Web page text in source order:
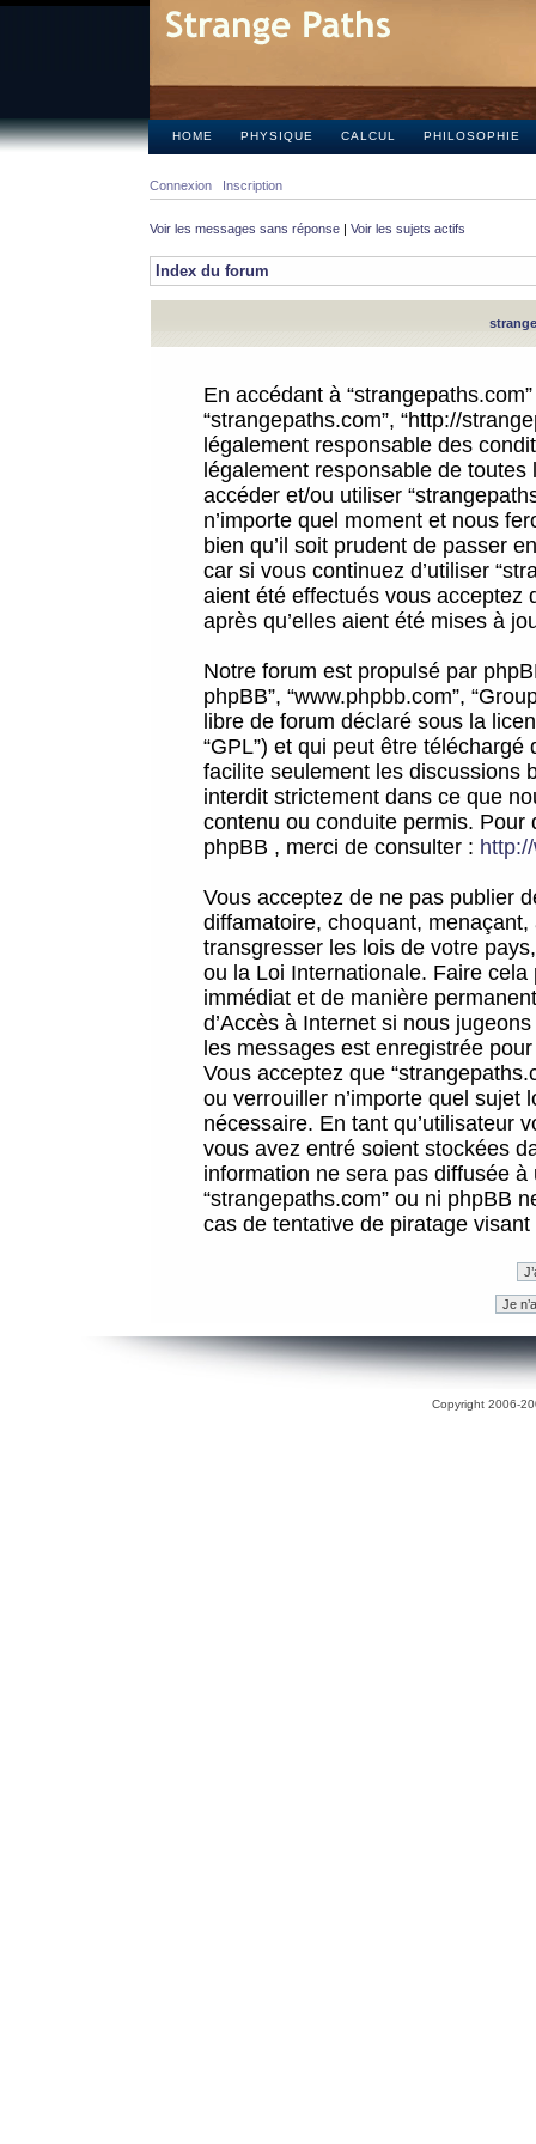
HOME PHYSIQUE CALCUL PHILOSOPHIE
Connexion Inscription
Voir les messages sans réponse | Voir les sujets actifs
Index du forum
En accédant à
“strangepaths.com”, “http://
légalement responsable des
légalement responsable de
accéder et/ou utiliser
n’importe quel moment et nous
bien qu’il soit prudent de passer
car si vous continuez d’utiliser
aient été effectués vous acceptez
après qu’elles aient été mises à
Notre forum est propulsé par
phpBB”, “www.phpbb.com”,
libre de forum déclaré sous la
“GPL”) et qui peut être téléchargé
facilite seulement les discussions
interdit strictement dans ce que
contenu ou conduite permis.
phpBB , merci de consulter :
Vous acceptez de ne pas publier
diffamatoire, choquant,
transgresser les lois de votre
ou la Loi Internationale. Faire
immédiat et de manière
d’Accès à Internet si nous
les messages est enregistrée
Vous acceptez que
ou verrouiller n’importe quel sujet
nécessaire. En tant qu’utilisateur
vous avez entré soient stockées
information ne sera pas diffusée
“strangepaths.com” ou ni phpBB
cas de tentative de piratage
Copyright 2006-